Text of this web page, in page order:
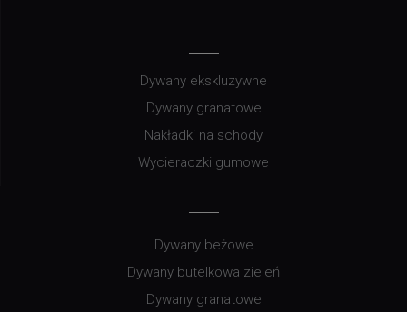
Dywany ekskluzywne
Dywany granatowe
Nakładki na schody
Wycieraczki gumowe
Dywany beżowe
Dywany butelkowa zieleń
Dywany granatowe